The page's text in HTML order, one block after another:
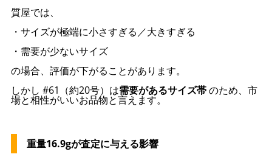
質屋では、
・サイズが極端に小さすぎる／大きすぎる
・需要が少ないサイズ
の場合、評価が下がることがあります。
しかし #61（約20号）は需要があるサイズ帯のため、市
場と相性がいいお品物と言えます。
重量16.9gが査定に与える影響